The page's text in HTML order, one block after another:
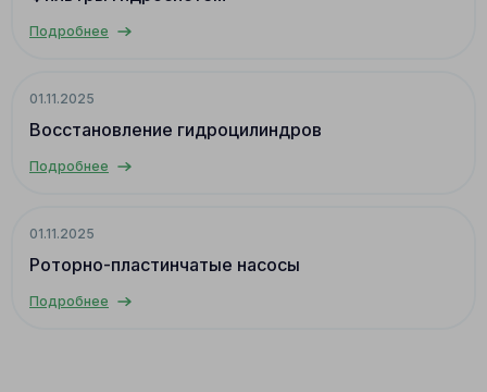
Подробнее
01.11.2025
Восстановление гидроцилиндров
Подробнее
01.11.2025
Роторно-пластинчатые насосы
Подробнее